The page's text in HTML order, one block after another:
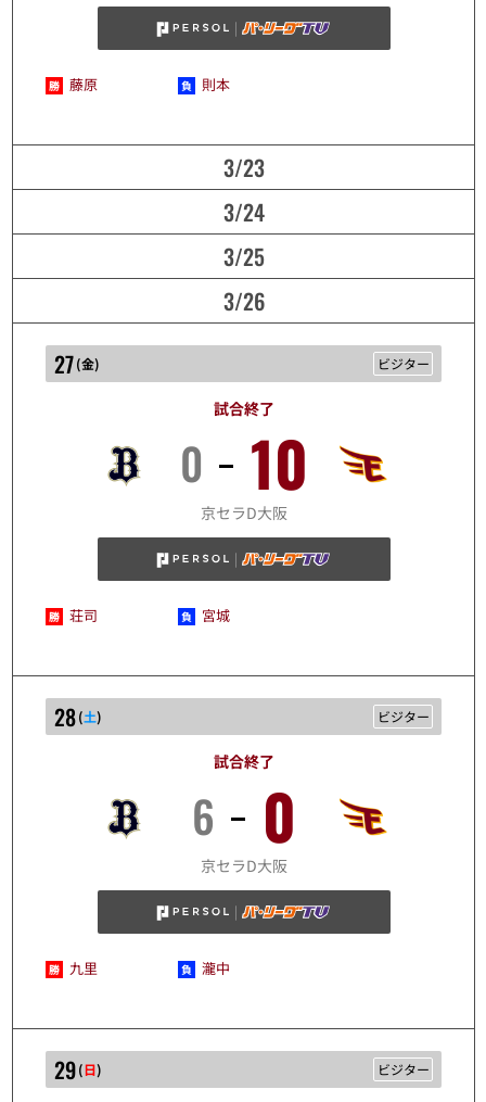
藤原 則本
3/23
3/24
3/25
3/26
3/27
27(金) ビジター
試合終了
0 10
京セラD大阪
荘司 宮城
3/28
28(土) ビジター
試合終了
6 0
京セラD大阪
九里 瀧中
29(日) ビジター